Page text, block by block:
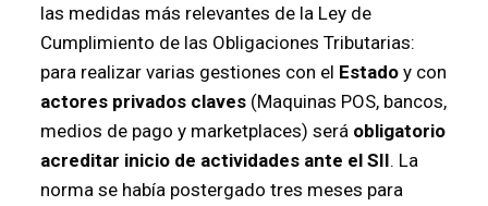
las medidas más relevantes de la Ley de
Cumplimiento de las Obligaciones Tributarias:
para realizar varias gestiones con el Estadoy con
actores privados claves(Maquinas POS, bancos,
medios de pago y marketplaces) será obligatorio
acreditar inicio de actividades ante el SII. La
norma se había postergado tres meses para